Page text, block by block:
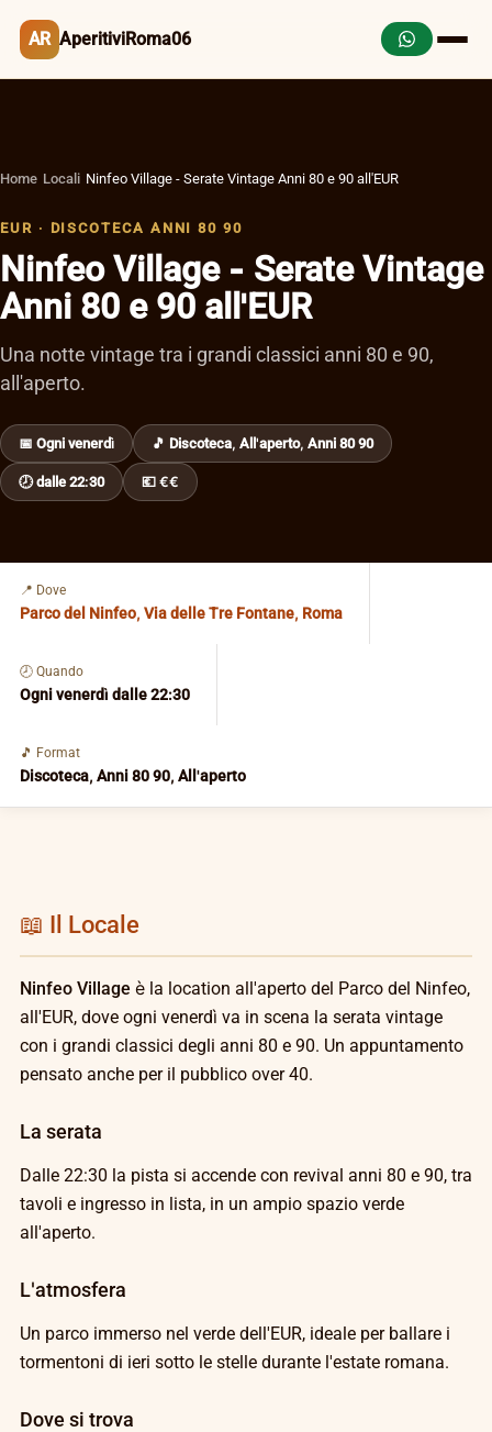
AR AperitiviRoma06
Home Locali Ninfeo Village - Serate Vintage Anni 80 e 90 all'EUR
EUR · DISCOTECA ANNI 80 90
Ninfeo Village - Serate Vintage
Anni 80 e 90 all'EUR
Una notte vintage tra i grandi classici anni 80 e 90,
all'aperto.
📅 Ogni venerdì 🎵 Discoteca, All'aperto, Anni 80 90
🕗 dalle 22:30 💶 €€
📍 Dove
Parco del Ninfeo, Via delle Tre Fontane, Roma
🕗 Quando
Ogni venerdì dalle 22:30
🎵 Format
Discoteca, Anni 80 90, All'aperto
📖 Il Locale
Ninfeo Village è la location all'aperto del Parco del Ninfeo,
all'EUR, dove ogni venerdì va in scena la serata vintage
con i grandi classici degli anni 80 e 90. Un appuntamento
pensato anche per il pubblico over 40.
La serata
Dalle 22:30 la pista si accende con revival anni 80 e 90, tra
tavoli e ingresso in lista, in un ampio spazio verde
all'aperto.
L'atmosfera
Un parco immerso nel verde dell'EUR, ideale per ballare i
tormentoni di ieri sotto le stelle durante l'estate romana.
Dove si trova